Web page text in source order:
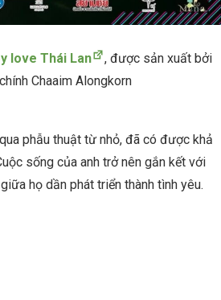
love Thái Lan
, được sản xuất bởi
Chaaim Alongkorn
phẫu thuật từ nhỏ, đã có được khả
sống của anh trở nên gắn kết với
họ dần phát triển thành tình yêu.